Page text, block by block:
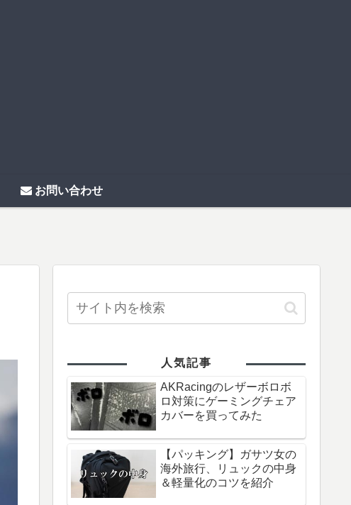
お問い合わせ
人気記事
AKRacingのレザーボロボ
ロ対策にゲーミングチェア
カバーを買ってみた
【パッキング】ガサツ女の
海外旅行、リュックの中身
＆軽量化のコツを紹介